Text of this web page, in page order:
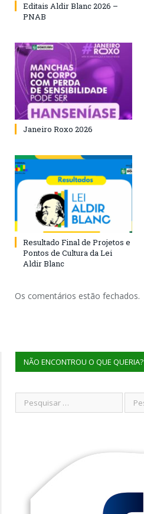
Editais Aldir Blanc 2026 –
PNAB
Janeiro Roxo 2026
Resultado Final de Projetos e
Pontos de Cultura da Lei
Aldir Blanc
Os comentários estão fechados.
NÃO ENCONTROU O QUE QUERIA?